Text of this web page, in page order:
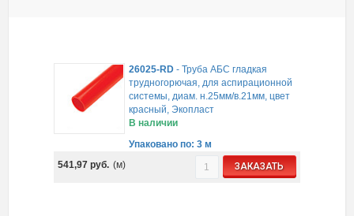
26025-RD -Труба АБС гладкая
трудногорючая, для аспирационной
системы, диам. н.25мм/в.21мм, цвет
красный, Экопласт
В наличии
Упаковано по: 3 м
541,97руб. (м) ЗАКАЗАТЬ